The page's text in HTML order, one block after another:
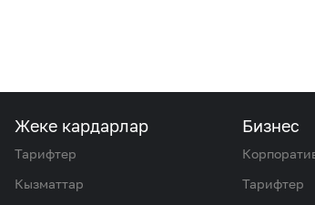
Жеке кардарлар
Тарифтер
Кызматтар
Бизнес
Тарифтер